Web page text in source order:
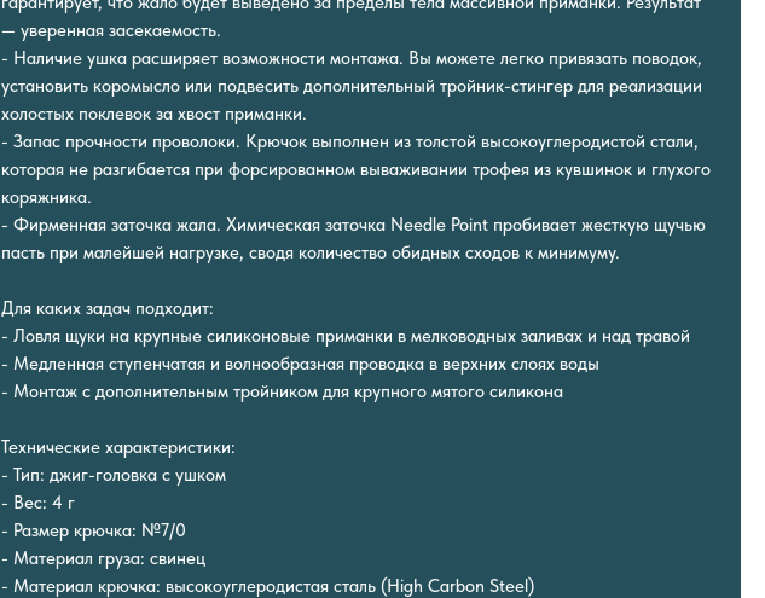
— уверенная засекаемость.
- Наличие ушка расширяет возможности монтажа. Вы можете легко привязать поводок,
установить коромысло или подвесить дополнительный тройник-стингер для реализации
холостых поклевок за хвост приманки.
- Запас прочности проволоки. Крючок выполнен из толстой высокоуглеродистой стали,
которая не разгибается при форсированном вываживании трофея из кувшинок и глухого
коряжника.
- Фирменная заточка жала. Химическая заточка Needle Point пробивает жесткую щучью
пасть при малейшей нагрузке, сводя количество обидных сходов к минимуму.
Для каких задач подходит:
- Ловля щуки на крупные силиконовые приманки в мелководных заливах и над травой
- Медленная ступенчатая и волнообразная проводка в верхних слоях воды
- Монтаж с дополнительным тройником для крупного мятого силикона
Технические характеристики:
- Тип: джиг-головка с ушком
- Вес: 4 г
- Размер крючка: №7/0
- Материал груза: свинец
- Материал крючка: высокоуглеродистая сталь (High Carbon Steel)